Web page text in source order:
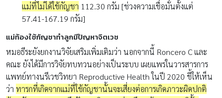
แม่ที่ไม่ได้ใช้กัญชา 112.30 กรัม [ช่วงความเชื่อมั่นตั้งแต่
57.41-167.19 กรัม]
แม่ท้องใช้กัญชาทำลูกมีปัญหาจิตเวช
หมอธีระยังยกงานวิจัยเสริมเพิ่มเติมว่า นอกจากนี้ Roncero C และ
คณะ ยังได้มีการวิจัยทบทวนอย่างเป็นระบบ เผยแพร่ในวารสารการ
แพทย์ทางนรีเวชวิทยา Reproductive Health ในปี 2020 ชี้ให้เห็น
ว่า ทารกที่เกิดจากแม่ที่ใช้กัญชานั้นจะเสี่ยงต่อการเกิดภาวะผิดปกติ